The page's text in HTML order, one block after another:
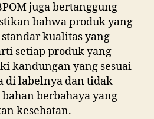
juga bertanggung
bahwa produk yang
kualitas yang
setiap produk yang
kandungan yang sesuai
di labelnya dan tidak
berbahaya yang
kesehatan.